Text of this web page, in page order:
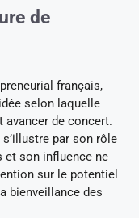
de
français,
selon laquelle
avancer de concert.
par son rôle
et son influence ne
sur le potentiel
bienveillance des